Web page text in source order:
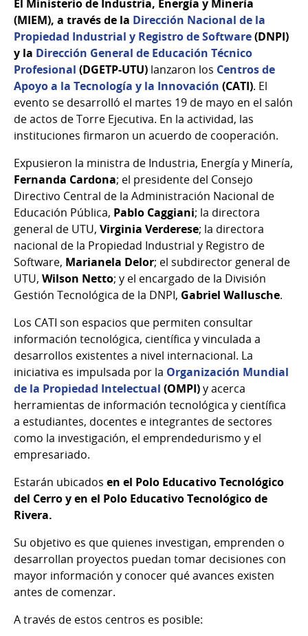
El Ministerio de Industria, Energía y Minería
(MIEM), a través de la Dirección Nacional de la
Propiedad Industrial y Registro de Software(DNPI)
y la Dirección General de Educación Técnico
Profesional (DGETP-UTU) lanzaron los Centros de
Apoyo a la Tecnología y la Innovación (CATI). El
evento se desarrolló el martes 19 de mayo en el salón
de actos de Torre Ejecutiva. En la actividad, las
instituciones firmaron un acuerdo de cooperación.
Expusieron la ministra de Industria, Energía y Minería,
Fernanda Cardona; el presidente del Consejo
Directivo Central de la Administración Nacional de
Educación Pública, Pablo Caggiani; la directora
general de UTU, Virginia Verderese; la directora
nacional de la Propiedad Industrial y Registro de
Software, Marianela Delor; el subdirector general de
UTU, Wilson Netto; y el encargado de la División
Gestión Tecnológica de la DNPI, Gabriel Wallusche.
Los CATI son espacios que permiten consultar
información tecnológica, científica y vinculada a
desarrollos existentes a nivel internacional. La
iniciativa es impulsada por la Organización Mundial
de la Propiedad Intelectual (OMPI)y acerca
herramientas de información tecnológica y científica
a estudiantes, docentes e integrantes de sectores
como la investigación, el emprendedurismo y el
empresariado.
Estarán ubicados en el Polo Educativo Tecnológico
del Cerro y en el Polo Educativo Tecnológico de
Rivera.
Su objetivo es que quienes investigan, emprenden o
desarrollan proyectos puedan tomar decisiones con
mayor información y conocer qué avances existen
antes de comenzar.
A través de estos centros es posible: